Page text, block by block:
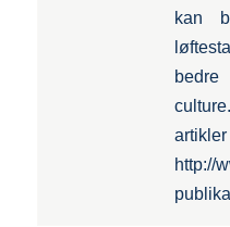
kan
http://